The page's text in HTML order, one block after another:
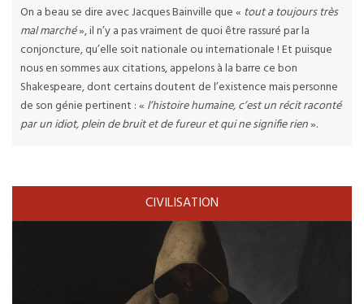
On a beau se dire avec Jacques Bainville que « tout a toujours très
mal marché», il n’y a pas vraiment de quoi être rassuré par la
conjoncture, qu’elle soit nationale ou internationale ! Et puisque
nous en sommes aux citations, appelons à la barre ce bon
Shakespeare, dont certains doutent de l’existence mais personne
de son génie pertinent : « l’histoire humaine, c’est un récit raconté
par un idiot, plein de bruit et de fureur et qui ne signifie rien».
CIVILISATION